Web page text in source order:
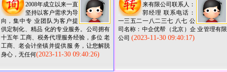
2008年成立以来一直
坚持以客户需求为导
向，集中专 业团队为客户提
供定制化、精品 化的专业服务。公司拥有
十五年 工商、税务代理服务经验，多位 老
工商、老会计坐镇并提供服 务，让您解脱
身心，无任何(2023-11-30 09:40:26)
来有限公司联系人：
郭经理 联系电话：
一三五二一八二三七 八七 公
司名称：中企优帮（北京）企 业管理有限
公司 (2023-11-30 09:40:17)